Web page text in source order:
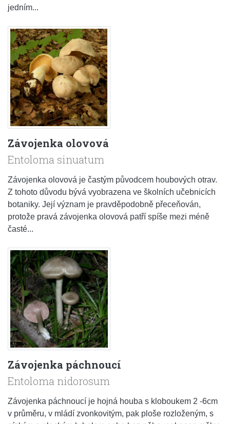
jedním...
Závojenka olovová
Entoloma sinuatum
Závojenka olovová je častým původcem houbových otrav.
Z tohoto důvodu bývá vyobrazena ve školních učebnicích
botaniky. Její význam je pravděpodobně přeceňován,
protože pravá závojenka olovová patří spíše mezi méně
časté...
Závojenka páchnoucí
Entoloma nidorosum
Závojenka páchnoucí je hojná houba s kloboukem 2 -6cm
v průměru, v mládí zvonkovitým, pak ploše rozloženým, s